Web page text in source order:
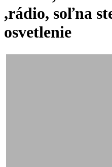
,rádio, soľna
osvetlenie